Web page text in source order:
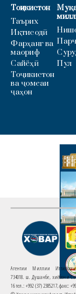
Тоҷикистон
Таърих
Иқтисодӣ
Фарҳанг ва
маориф
Сайёҳӣ
Тоҷикистон
ва ҷомеаи
ҷаҳон
Пул
Агентии Миллии
734018. ш. Душанбе, хиёбони
16 тел.: +992 (37) 2385217, факс: